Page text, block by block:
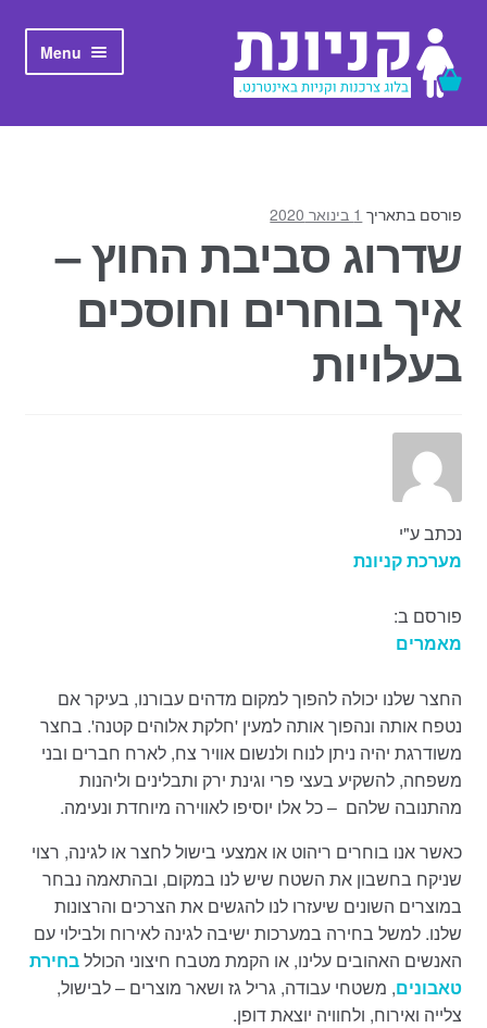
Skip to navigation
Skip to content
Menu
ראשי
פורסם בתאריך 1 בינואר 2020
שדרוג סביבת החוץ –
איך בוחרים וחוסכים
בעלויות
נכתב ע"י
מערכת קניונת
פורסם ב:
מאמרים
החצר שלנו יכולה להפוך למקום מדהים עבורנו, בעיקר אם
נטפח אותה ונהפוך אותה למעין 'חלקת אלוהים קטנה'. בחצר
משודרגת יהיה ניתן לנוח ולנשום אוויר צח, לארח חברים ובני
משפחה, להשקיע בעצי פרי וגינת ירק ותבלינים וליהנות
מהתנובה שלהם – כל אלו יוסיפו לאווירה מיוחדת ונעימה.
כאשר אנו בוחרים ריהוט או אמצעי בישול לחצר או לגינה, רצוי
שניקח בחשבון את השטח שיש לנו במקום, ובהתאמה נבחר
במוצרים השונים שיעזרו לנו להגשים את הצרכים והרצונות
שלנו. למשל בחירה במערכות ישיבה לגינה לאירוח ולבילוי עם
האנשים האהובים עלינו, או הקמת מטבח חיצוני הכוללבחירת
טאבונים, משטחי עבודה, גריל גז ושאר מוצרים – לבישול,
צלייה ואירוח, ולחוויה יוצאת דופן.